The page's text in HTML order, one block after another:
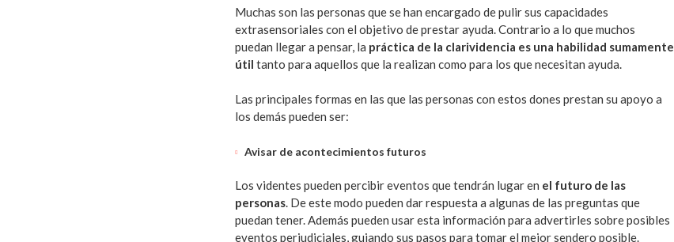
Muchas son las personas que se han encargado de pulir sus capacidades
extrasensoriales con el objetivo de prestar ayuda. Contrario a lo que muchos
puedan llegar a pensar, la práctica de la clarividencia es una habilidad sumamente
útil tanto para aquellos que la realizan como para los que necesitan ayuda.
Las principales formas en las que las personas con estos dones prestan su apoyo a
los demás pueden ser:
Avisar de acontecimientos futuros
Los videntes pueden percibir eventos que tendrán lugar en el futuro de las
personas. De este modo pueden dar respuesta a algunas de las preguntas que
puedan tener. Además pueden usar esta información para advertirles sobre posibles
eventos perjudiciales, guiando sus pasos para tomar el mejor sendero posible.